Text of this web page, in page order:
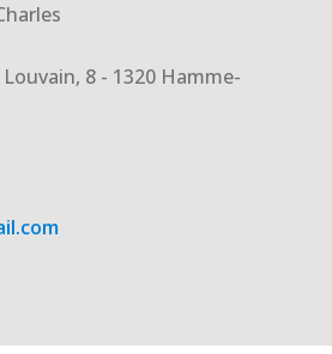
8 - 1320 Hamme-